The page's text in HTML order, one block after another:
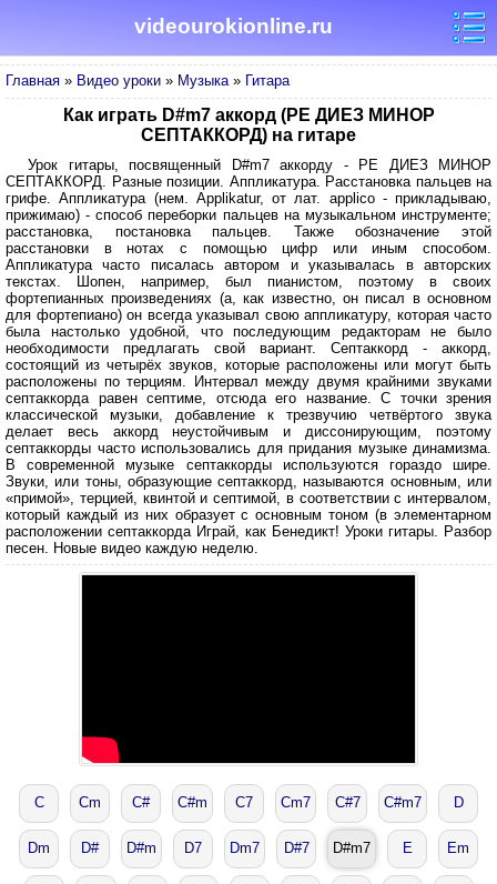
videourokionline.ru
Главная » Видео уроки » Музыка» Гитара
Как играть D#m7 аккорд (РЕ ДИЕЗ МИНОР
СЕПТАККОРД) на гитаре
Урок гитары, посвященный D#m7 аккорду - РЕ ДИЕЗ МИНОР
СЕПТАККОРД. Разные позиции. Аппликатура. Расстановка пальцев на
грифе. Аппликатура (нем. Applikatur, от лат. applico - прикладываю,
прижимаю) - способ переборки пальцев на музыкальном инструменте;
расстановка, постановка пальцев. Также обозначение этой
расстановки в нотах с помощью цифр или иным способом.
Аппликатура часто писалась автором и указывалась в авторских
текстах. Шопен, например, был пианистом, поэтому в своих
фортепианных произведениях (а, как известно, он писал в основном
для фортепиано) он всегда указывал свою аппликатуру, которая часто
была настолько удобной, что последующим редакторам не было
необходимости предлагать свой вариант. Септаккорд - аккорд,
состоящий из четырёх звуков, которые расположены или могут быть
расположены по терциям. Интервал между двумя крайними звуками
септаккорда равен септиме, отсюда его название. С точки зрения
классической музыки, добавление к трезвучию четвёртого звука
делает весь аккорд неустойчивым и диссонирующим, поэтому
септаккорды часто использовались для придания музыке динамизма.
В современной музыке септаккорды используются гораздо шире.
Звуки, или тоны, образующие септаккорд, называются основным, или
«примой», терцией, квинтой и септимой, в соответствии с интервалом,
который каждый из них образует с основным тоном (в элементарном
расположении септаккорда Играй, как Бенедикт! Уроки гитары. Разбор
песен. Новые видео каждую неделю.
C Cm С# C#m C7 Cm7 C#7 C#m7 D
Dm D# D#m D7 Dm7 D#7 D#m7 E Em